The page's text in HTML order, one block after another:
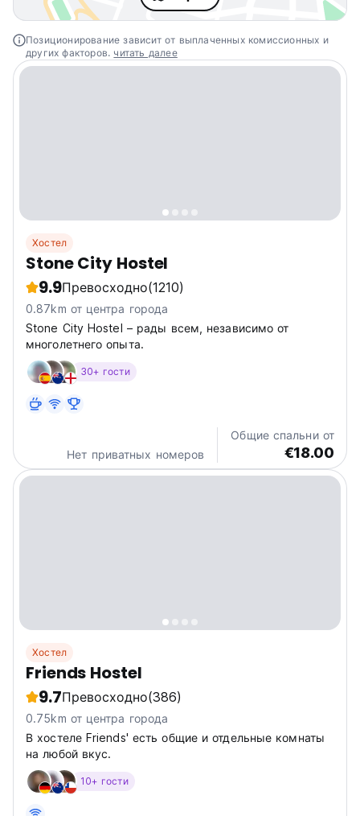
Позиционирование зависит от выплаченных комиссионных и
других факторов. читать далее
Хостел
Stone City Hostel
9.9Превосходно(1210)
0.87km от центра города
Stone City Hostel – рады всем, независимо от
многолетнего опыта.
30+ гости
Нет приватных номеров
Общие спальни от
€18.00
Хостел
Friends Hostel
9.7Превосходно(386)
0.75km от центра города
В хостеле Friends' есть общие и отдельные комнаты
на любой вкус.
10+ гости